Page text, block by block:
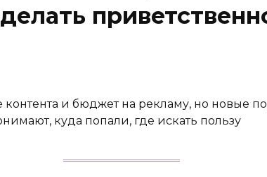
контента и бюджет на рекламу, но новые
куда попали, где искать пользу